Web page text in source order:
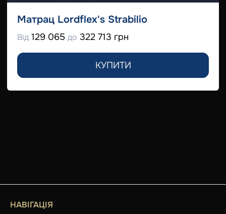
Матрац Lordflex's Strabilio
Від 129 065 до 322 713 грн
КУПИТИ
НАВІГАЦІЯ